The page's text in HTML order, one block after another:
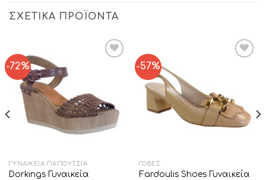
ΣΧΕΤΙΚΆ ΠΡΟΪΌΝΤΑ
-72%
ΓΥΝΑΙΚΕΊΑ ΠΑΠΟΎΤΣΙΑ
Dorkings Γυναικεία
-57%
ΓΌΒΕΣ
Fardoulis Shoes Γυναικεία